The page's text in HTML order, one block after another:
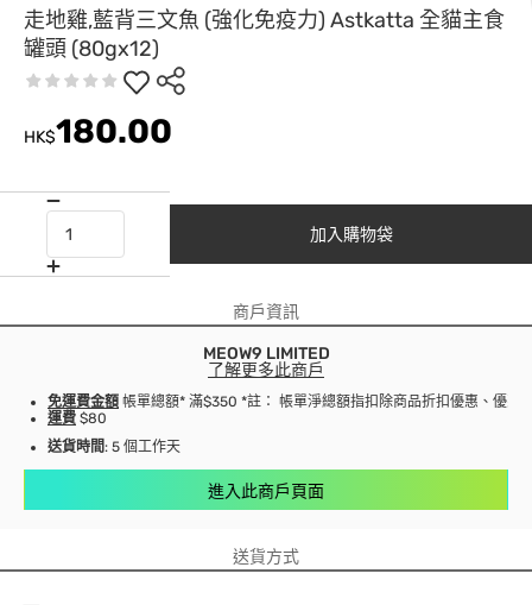
走地雞,藍背三文魚 (強化免疫力) Astkatta 全貓主食
罐頭 (80gx12)
HK$180.00
加入購物袋
商戶資訊
MEOW9 LIMITED
了解更多此商戶
免運費金額 帳單總額* 滿$350 *註： 帳單淨總額指扣除商品折扣優惠、優惠
運費 $80
送貨時間: 5 個工作天
進入此商戶頁面
送貨方式